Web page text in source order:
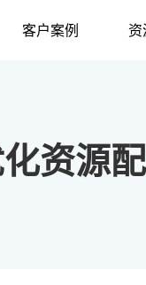
客户案例
资源